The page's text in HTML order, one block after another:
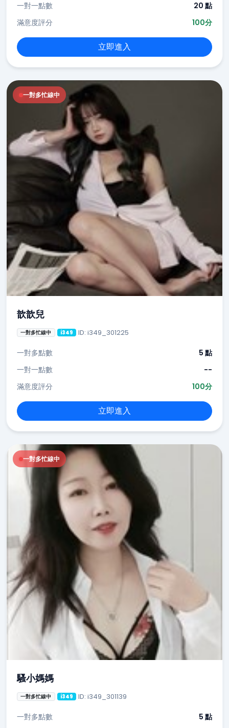
一對一點數
20 點
滿意度評分
100分
立即進入
一對多忙線中
歆歆兒
一對多忙線中 i349 ID: i349_301225
一對多點數
5 點
一對一點數
--
滿意度評分
100分
立即進入
一對多忙線中
騷小媽媽
一對多忙線中 i349 ID: i349_301139
一對多點數 5 點